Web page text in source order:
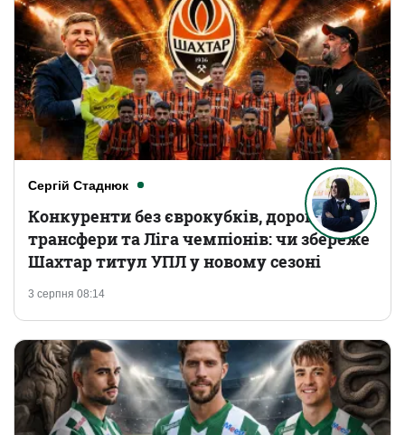
Сергій Стаднюк
3 серпня 08:14
Конкуренти без єврокубків, дорогі
трансфери та Ліга чемпіонів: чи збереже
Шахтар титул УПЛ у новому сезоні